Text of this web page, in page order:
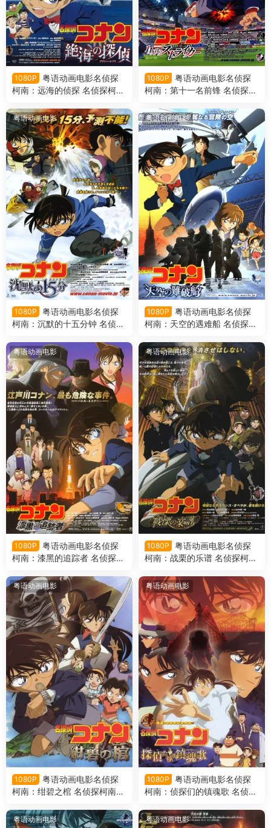
1080P
粤语动画电影名侦探
柯南：远海的侦探 名侦探柯南
版
1080P
粤语动画电影名侦探
柯南：第十一名前锋 名侦探柯
粤语版
粤语动画电影
1080P
粤语动画电影名侦探
柯南：沉默的十五分钟 名侦探
分钟粤语版
粤语动画电影
1080P
粤语动画电影名侦探
柯南：天空的遇难船 名侦探柯
粤语版
粤语动画电影
1080P
粤语动画电影名侦探
柯南：漆黑的追踪者 名侦探柯
粤语版
粤语动画电影
1080P
粤语动画电影名侦探
柯南：战栗的乐谱 名侦探柯南
版
粤语动画电影
1080P
粤语动画电影名侦探
柯南：绀碧之棺 名侦探柯南剧
粤语动画电影
1080P
粤语动画电影名侦探
柯南：侦探们的镇魂歌 名侦探
镇魂歌粤语版
粤语动画电影 粤语动画电影